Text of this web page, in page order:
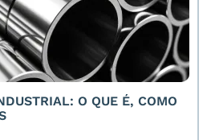
O QUE É, COMO